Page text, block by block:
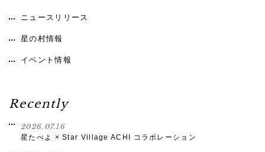
ニュースリリース
星の村情報
イベント情報
Recently
2026.07.16
星たべよ × Star Village ACHI コラボレーション